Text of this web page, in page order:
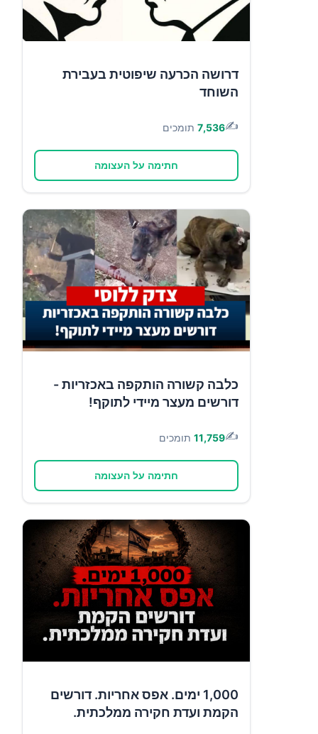
דרושה הכרעה שיפוטית בעבירת
השוחד
✍️
7,536 תומכים
חתימה על העצומה
כלבה קשורה הותקפה באכזריות -
דורשים מעצר מיידי לתוקף!
✍️
11,759 תומכים
חתימה על העצומה
1,000 ימים. אפס אחריות. דורשים
הקמת ועדת חקירה ממלכתית.